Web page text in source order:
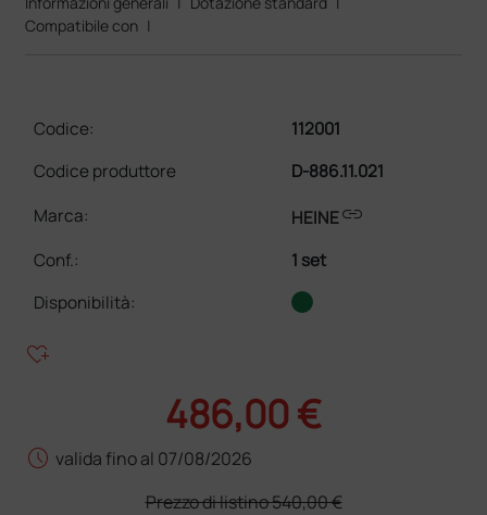
Compatibile con |
Codice:
112001
Codice produttore
D-886.11.021
Marca:
HEINElink
Conf.:
1 set
Disponibilità:
heart_plus
486,00 €
schedule valida fino al 07/08/2026
Prezzo di listino540,00 €